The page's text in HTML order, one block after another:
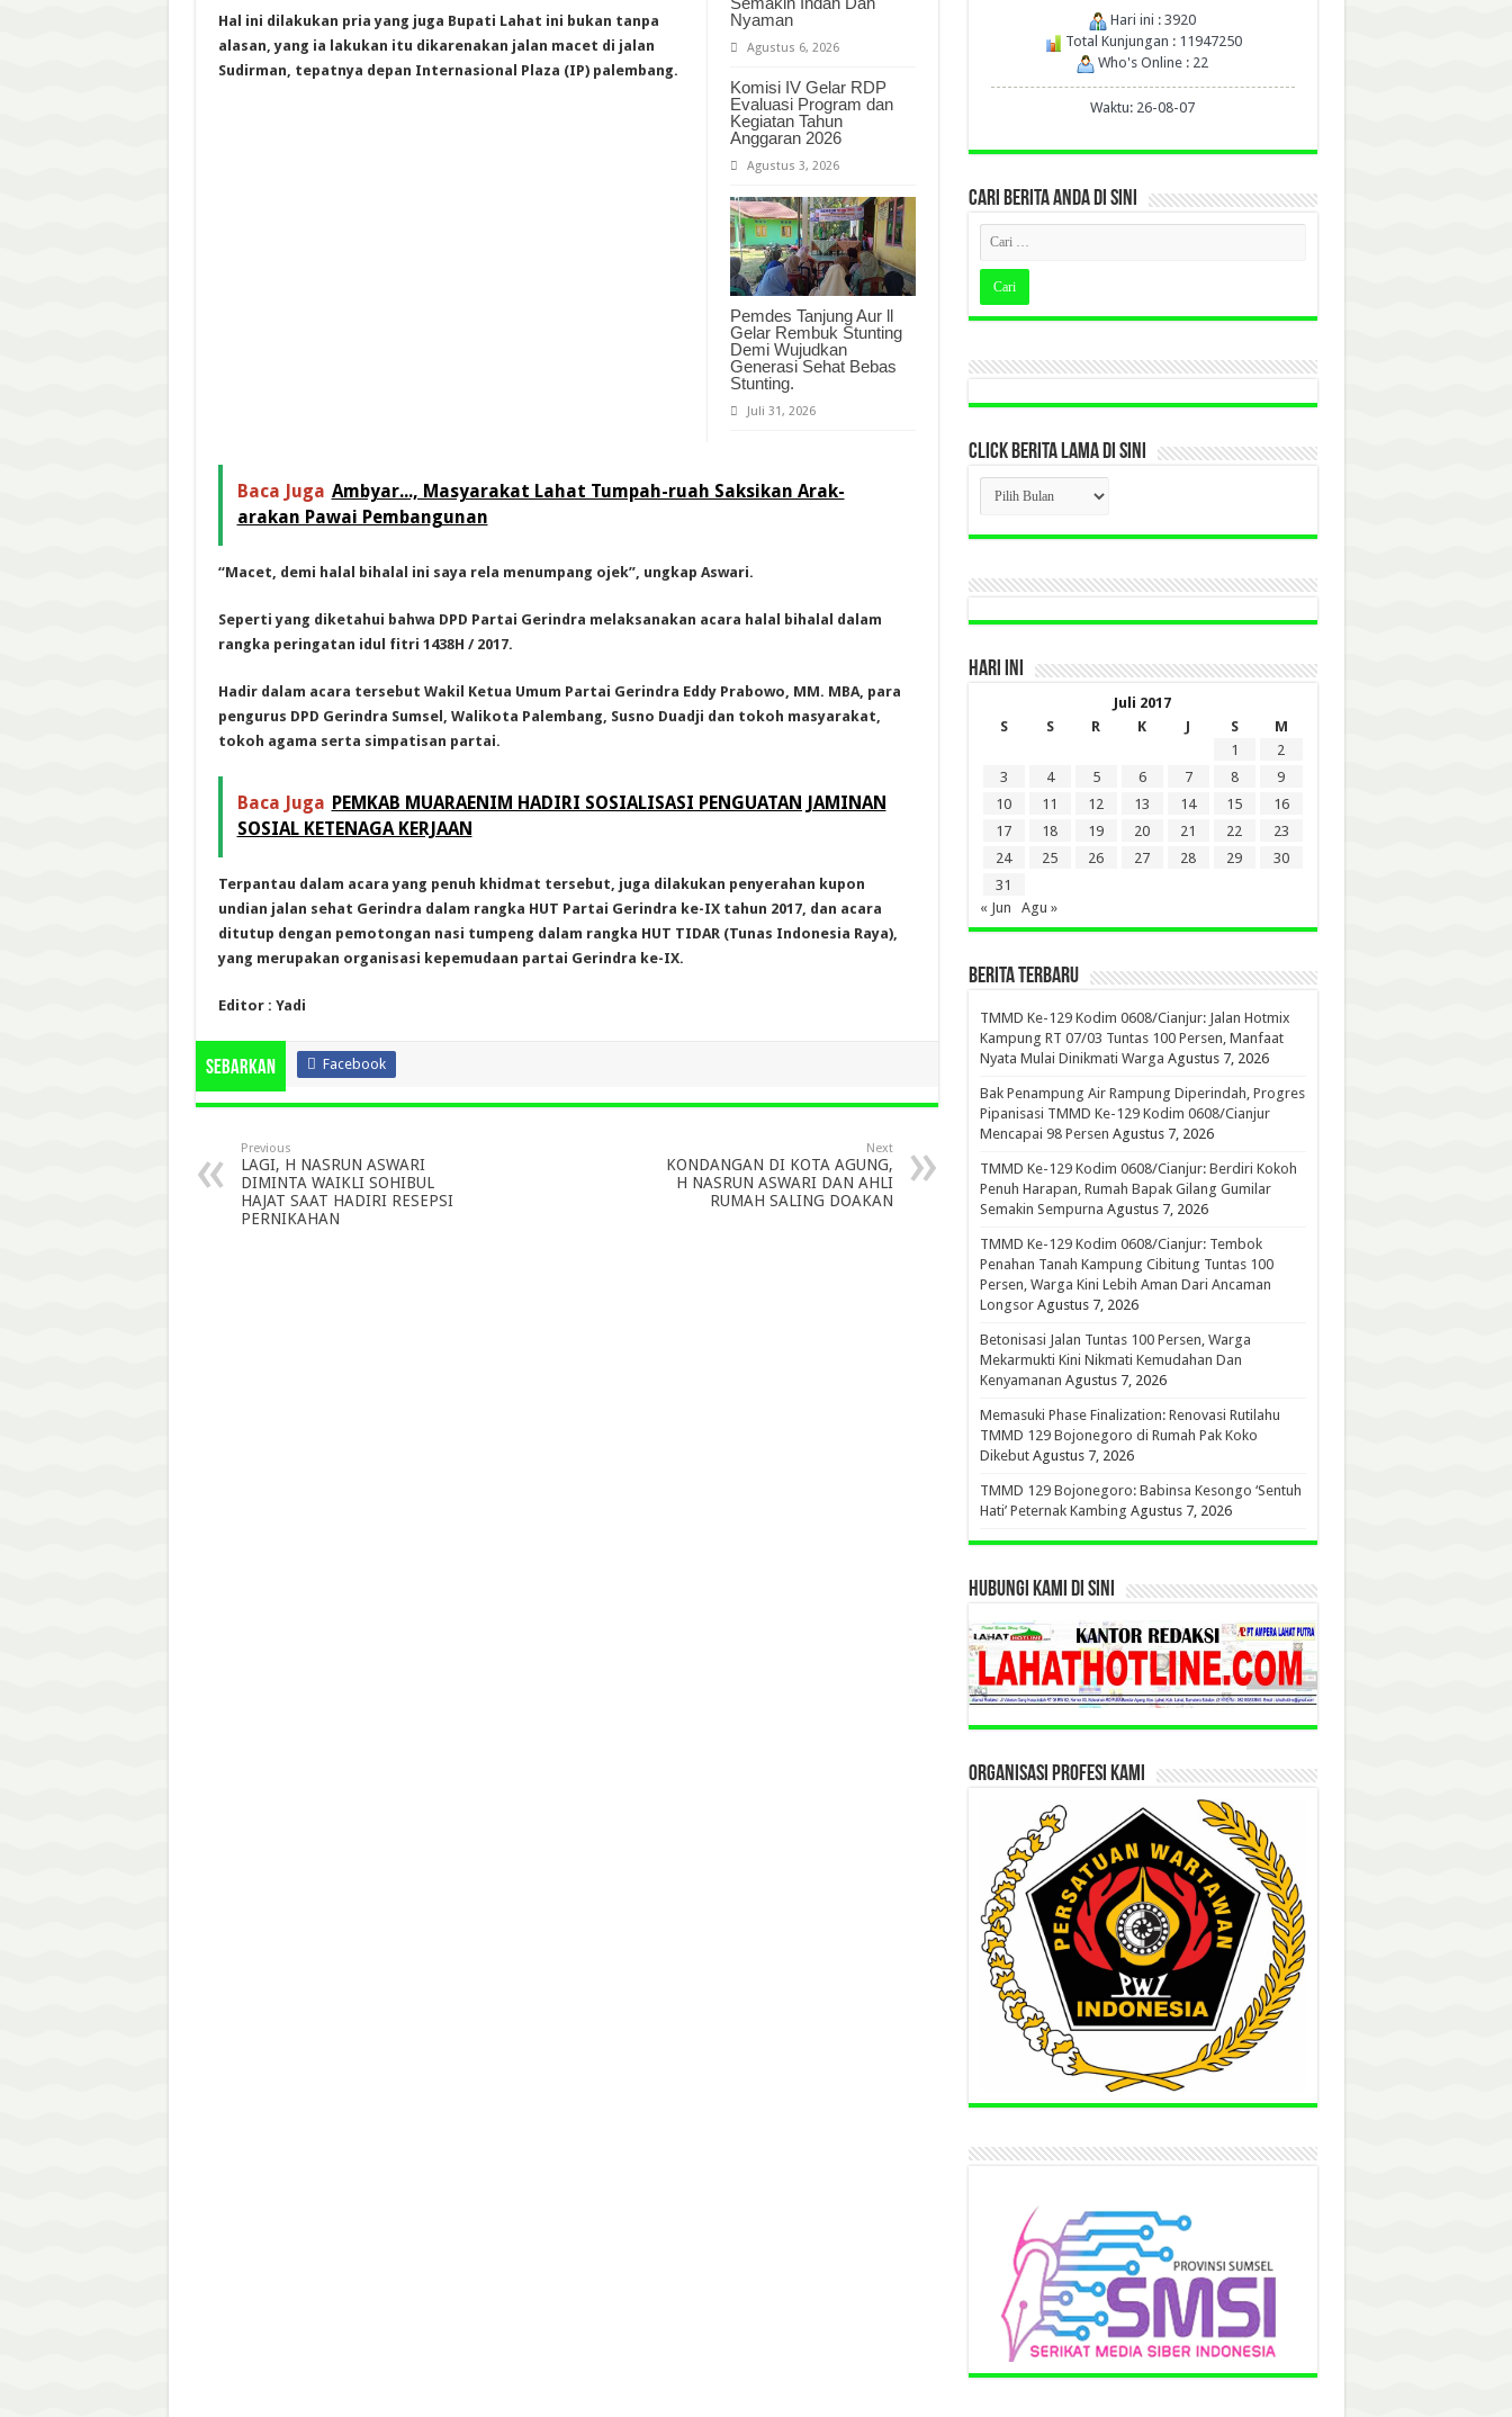
Nyaman
Agustus 6, 2026
Komisi IV Gelar RDP
Evaluasi Program dan
Kegiatan Tahun
Anggaran 2026
Agustus 3, 2026
Pemdes Tanjung Aur ll
Gelar Rembuk Stunting
Demi Wujudkan
Generasi Sehat Bebas
Stunting.
Juli 31, 2026
Hal ini dilakukan pria yang juga Bupati Lahat ini bukan tanpa
alasan, yang ia lakukan itu dikarenakan jalan macet di jalan
Sudirman, tepatnya depan Internasional Plaza (IP) palembang.
Baca Juga Ambyar..., Masyarakat Lahat Tumpah-ruah Saksikan Arak-
arakan Pawai Pembangunan
“Macet, demi halal bihalal ini saya rela menumpang ojek”, ungkap Aswari.
Seperti yang diketahui bahwa DPD Partai Gerindra melaksanakan acara halal bihalal dalam
rangka peringatan idul fitri 1438H / 2017.
Hadir dalam acara tersebut Wakil Ketua Umum Partai Gerindra Eddy Prabowo, MM. MBA, para
pengurus DPD Gerindra Sumsel, Walikota Palembang, Susno Duadji dan tokoh masyarakat,
tokoh agama serta simpatisan partai.
Baca Juga PEMKAB MUARAENIM HADIRI SOSIALISASI PENGUATAN JAMINAN
SOSIAL KETENAGA KERJAAN
Terpantau dalam acara yang penuh khidmat tersebut, juga dilakukan penyerahan kupon
undian jalan sehat Gerindra dalam rangka HUT Partai Gerindra ke-IX tahun 2017, dan acara
ditutup dengan pemotongan nasi tumpeng dalam rangka HUT TIDAR (Tunas Indonesia Raya),
yang merupakan organisasi kepemudaan partai Gerindra ke-IX.
Editor : Yadi
Sebarkan Facebook
Previous
LAGI, H NASRUN ASWARI
DIMINTA WAIKLI SOHIBUL
HAJAT SAAT HADIRI RESEPSI
PERNIKAHAN
Next
KONDANGAN DI KOTA AGUNG,
H NASRUN ASWARI DAN AHLI
RUMAH SALING DOAKAN
Hari ini : 3920
Total Kunjungan : 11947250
Who's Online : 22
Waktu: 26-08-07
CARI BERITA ANDA DI SINI
CLICK BERITA LAMA DI SINI
CLICK
BERITA
LAMA
DI
HARI INI
Juli 2017
S
S R K J S
M
1
2
3
4 5 6 7 8
9
10
11 12 13 14 15
16
17
18 19 20 21 22
23
24
25 26 27 28 29
30
31
« Jun
Agu »
BERITA TERBARU
TMMD Ke-129 Kodim 0608/Cianjur: Jalan Hotmix
Kampung RT 07/03 Tuntas 100 Persen, Manfaat
Nyata Mulai Dinikmati Warga Agustus 7, 2026
Bak Penampung Air Rampung Diperindah, Progres
Pipanisasi TMMD Ke-129 Kodim 0608/Cianjur
Mencapai 98 Persen Agustus 7, 2026
TMMD Ke-129 Kodim 0608/Cianjur: Berdiri Kokoh
Penuh Harapan, Rumah Bapak Gilang Gumilar
Semakin Sempurna Agustus 7, 2026
TMMD Ke-129 Kodim 0608/Cianjur: Tembok
Penahan Tanah Kampung Cibitung Tuntas 100
Persen, Warga Kini Lebih Aman Dari Ancaman
Longsor Agustus 7, 2026
Betonisasi Jalan Tuntas 100 Persen, Warga
Mekarmukti Kini Nikmati Kemudahan Dan
Kenyamanan Agustus 7, 2026
Memasuki Phase Finalization: Renovasi Rutilahu
TMMD 129 Bojonegoro di Rumah Pak Koko
Dikebut Agustus 7, 2026
TMMD 129 Bojonegoro: Babinsa Kesongo ‘Sentuh
Hati’ Peternak Kambing Agustus 7, 2026
HUBUNGI KAMI DI SINI
ORGANISASI PROFESI KAMI